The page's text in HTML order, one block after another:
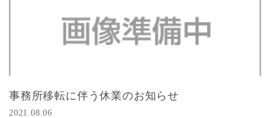
事務所移転に伴う休業のお知らせ
2021.08.06